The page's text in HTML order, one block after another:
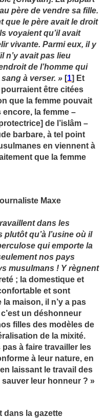
père de vendre sa fille.
que le père avait le droit
voyaient qu’il avait
vivante. Parmi eux, il y
n’y avait pas lieu
de l’homme qui
à verser. » [1] Et
être citées
que la femme pouvait
la femme –
de l’islâm –
barbare, à tel point
en viennent à
que la femme
Maxe
dans les
qu’à l’usine où il
qui emporte la
nos pays
musulmans ! Y règnent
; la domestique et
et sont
maison, il n’y a pas
un déshonneur
filles des modèles de
de la mixité.
à faire travailler les
à leur nature, en
laissant le travail des
leur honneur ? »
dans la gazette